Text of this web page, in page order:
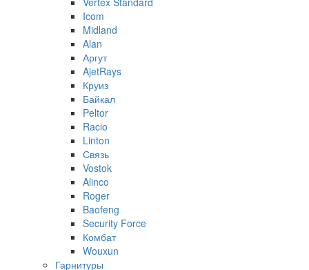
Icom
Midland
Alan
Аргут
AjetRays
Круиз
Байкал
Peltor
Racio
Linton
Связь
Vostok
Alinco
Roger
Baofeng
Security Force
Комбат
Wouxun
Гарнитуры